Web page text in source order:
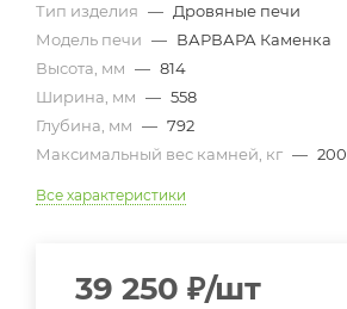
Тип изделия — Дровяные печи
Модель печи — ВАРВАРА Каменка
Высота, мм — 814
Ширина, мм — 558
Глубина, мм — 792
Максимальный вес камней, кг — 200
Все характеристики
39 250 ₽/шт